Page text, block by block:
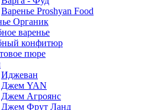
Варенье Proshyan Food
Органик
варенье
конфитюр
пюре
Иджеван
Джем YAN
Джем Агроянс
Джем Фрут Ланд